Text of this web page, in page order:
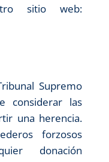
sitio web:
Supremo
considerar las
una herencia.
forzosos
donación